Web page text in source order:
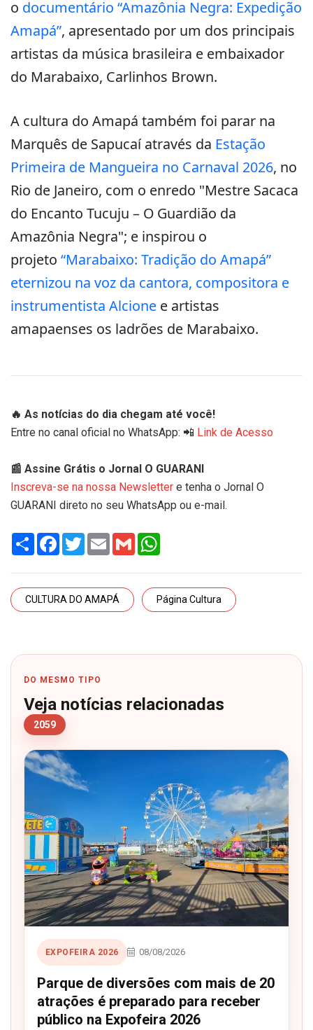
o documentário “Amazônia Negra: Expedição
Amapá”, apresentado por um dos principais
artistas da música brasileira e embaixador
do Marabaixo, Carlinhos Brown.
A cultura do Amapá também foi parar na
Marquês de Sapucaí através da Estação
Primeira de Mangueira no Carnaval 2026, no
Rio de Janeiro, com o enredo "Mestre Sacaca
do Encanto Tucuju – O Guardião da
Amazônia Negra"; e inspirou o
projeto “Marabaixo: Tradição do Amapá”
eternizou na voz da cantora, compositora e
instrumentista Alcione e artistas
amapaenses os ladrões de Marabaixo.
🔥 As notícias do dia chegam até você!
Entre no canal oficial no WhatsApp: 📲 Link de Acesso
📰 Assine Grátis o Jornal O GUARANI
Inscreva-se na nossa Newsletter e tenha o Jornal O
GUARANI direto no seu WhatsApp ou e-mail.
Share Facebook
TwitterEmail Gmail
CULTURA DO AMAPÁ Página Cultura
DO MESMO TIPO
Veja notícias relacionadas
2059
EXPOFEIRA 2026 08/08/2026
Parque de diversões com mais de 20
atrações é preparado para receber
público na Expofeira 2026